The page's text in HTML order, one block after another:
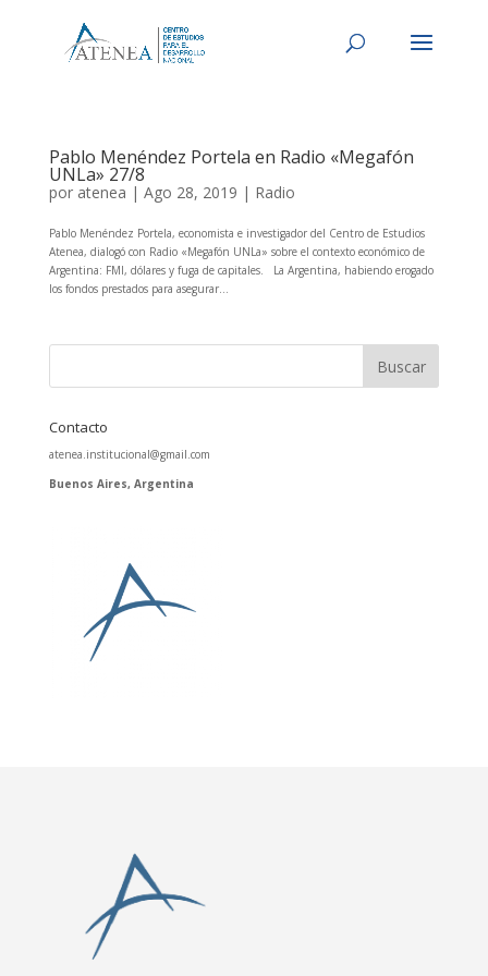
Pablo Menéndez Portela en Radio «Megafón
UNLa» 27/8
por atenea | Ago 28, 2019 | Radio
Pablo Menéndez Portela, economista e investigador del Centro de Estudios
Atenea, dialogó con Radio «Megafón UNLa» sobre el contexto económico de
Argentina: FMI, dólares y fuga de capitales. La Argentina, habiendo erogado
los fondos prestados para asegurar...
Contacto
atenea.institucional@gmail.com
Buenos Aires, Argentina